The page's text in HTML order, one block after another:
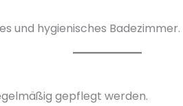
und hygienisches Badezimmer.
gepflegt werden.